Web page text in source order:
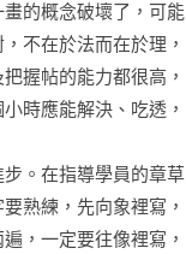
的概念破壞了，可能
不在於法而在於理，
握帖的能力都很高，
時應能解決、吃透，
。在指導學員的章草
熟練，先向象裡寫，
，一定要往像裡寫，